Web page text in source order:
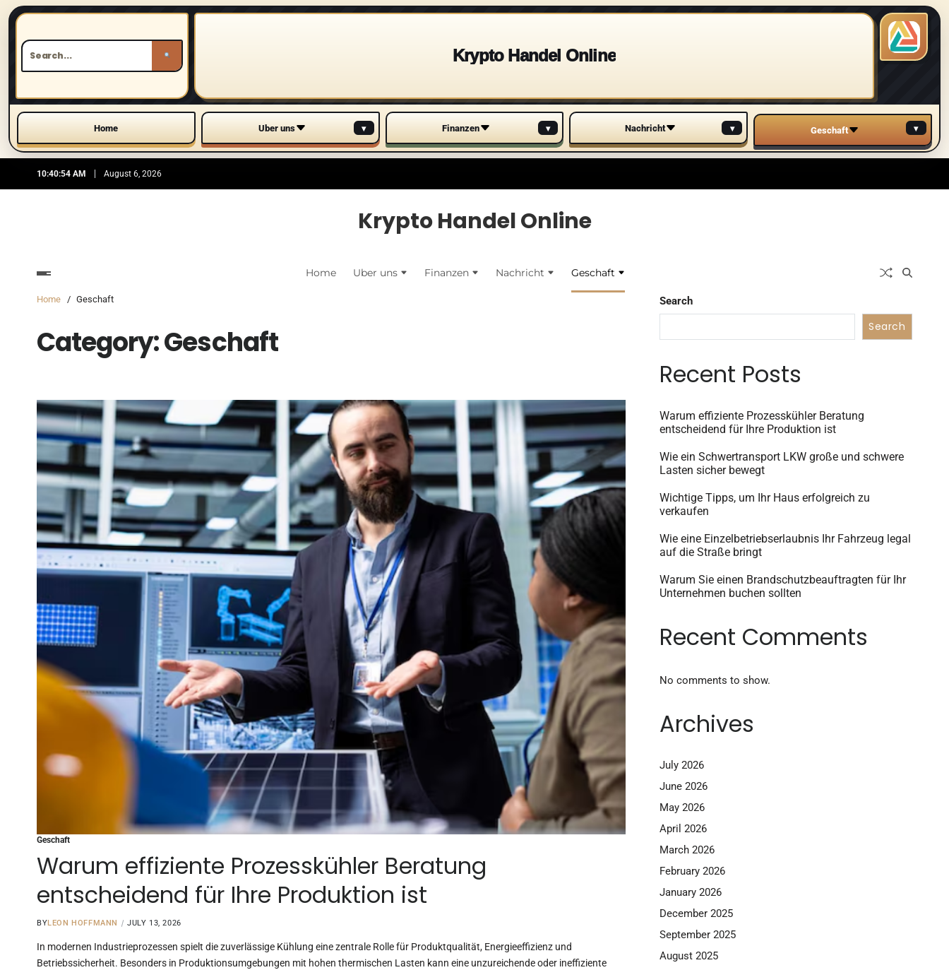
Krypto Handel Online
Home Uber uns ▾ Finanzen ▾ Nachricht ▾ Geschaft ▾
10:40:56 AM August 6, 2026
Krypto Handel Online
Home Uber uns Finanzen Nachricht Geschaft
Home Geschaft
Category:Geschaft
Geschaft
Warum effiziente Prozesskühler Beratung
entscheidend für Ihre Produktion ist
BYLEON HOFFMANN JULY 13, 2026
In modernen Industrieprozessen spielt die zuverlässige Kühlung eine zentrale Rolle für Produktqualität, Energieeffizienz und
Betriebssicherheit. Besonders in Produktionsumgebungen mit hohen thermischen Lasten kann eine unzureichende oder ineffiziente
Search
Search
Recent Posts
Warum effiziente Prozesskühler Beratung
entscheidend für Ihre Produktion ist
Wie ein Schwertransport LKW große und schwere
Lasten sicher bewegt
Wichtige Tipps, um Ihr Haus erfolgreich zu
verkaufen
Wie eine Einzelbetriebserlaubnis Ihr Fahrzeug legal
auf die Straße bringt
Warum Sie einen Brandschutzbeauftragten für Ihr
Unternehmen buchen sollten
Recent Comments
No comments to show.
Archives
July 2026
June 2026
May 2026
April 2026
March 2026
February 2026
January 2026
December 2025
September 2025
August 2025